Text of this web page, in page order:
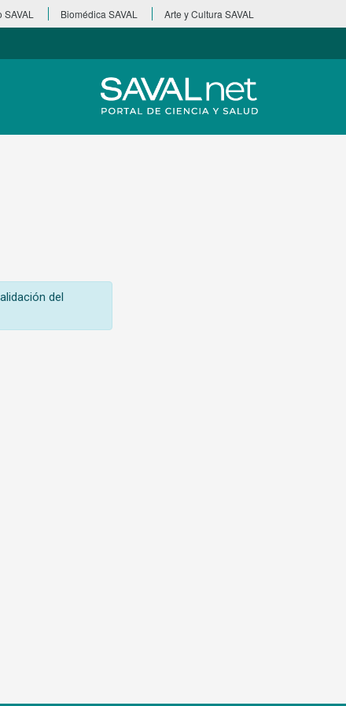
Biomédica SAVAL Arte y Cultura SAVAL
del